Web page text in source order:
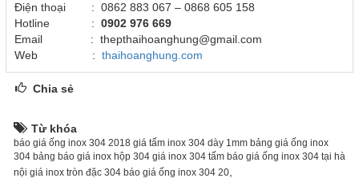
Điện thoại : 0862 883 067 – 0868 605 158
Hotline : 0902 976 669
Email : thepthaihoanghung@gmail.com
Web : thaihoanghung.com
Chia sẻ
Từ khóa
báo giá ống inox 304 2018 giá tấm inox 304 dày 1mm bảng giá ống inox
304 bảng báo giá inox hộp 304 giá inox 304 tấm báo giá ống inox 304 tại hà
nội giá inox tròn đặc 304 báo giá ống inox 304 20